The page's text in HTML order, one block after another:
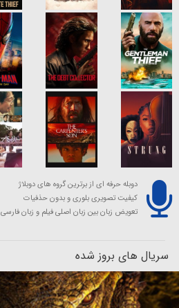
دوبله حرفه ای از برترین گروه های دوبلاژ
کیفیت تصویری بلوری و بدون حذفیات
تعویض زبان بین زبان اصلی فیلم و زبان فارسی
سریال های بروز شده